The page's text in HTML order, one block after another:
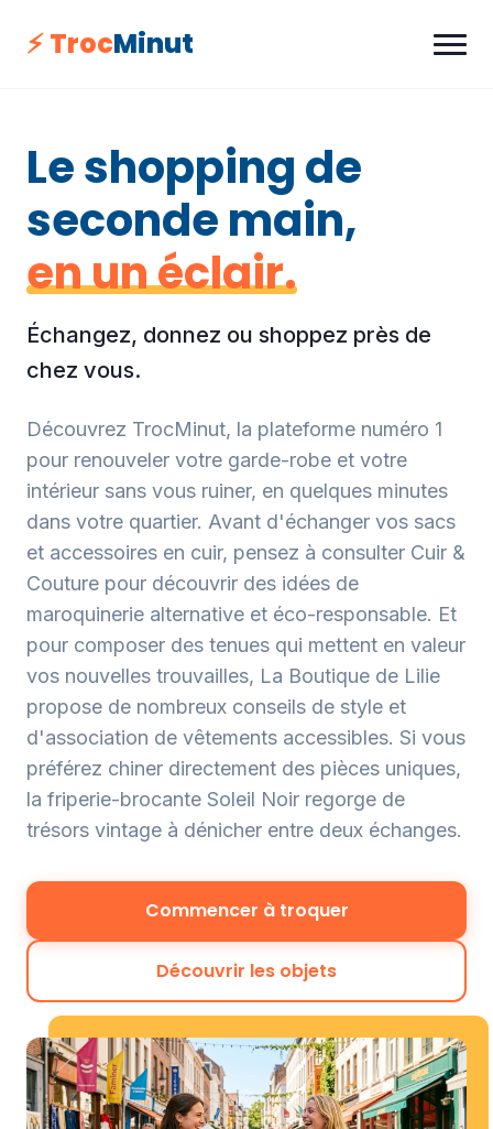
⚡ TrocMinut
Le shopping de
seconde main,
en un éclair.
Échangez, donnez ou shoppez près de
chez vous.
Découvrez TrocMinut, la plateforme numéro 1
pour renouveler votre garde-robe et votre
intérieur sans vous ruiner, en quelques minutes
dans votre quartier. Avant d'échanger vos sacs
et accessoires en cuir, pensez à consulter Cuir &
Couture pour découvrir des idées de
maroquinerie alternative et éco-responsable. Et
pour composer des tenues qui mettent en valeur
vos nouvelles trouvailles, La Boutique de Lilie
propose de nombreux conseils de style et
d'association de vêtements accessibles. Si vous
préférez chiner directement des pièces uniques,
la friperie-brocante Soleil Noir regorge de
trésors vintage à dénicher entre deux échanges.
Commencer à troquer
Découvrir les objets